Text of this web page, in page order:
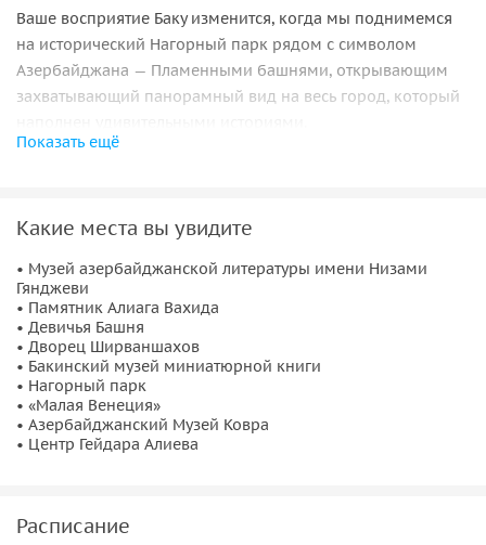
Ваше восприятие Баку изменится, когда мы поднимемся
на исторический Нагорный парк рядом с символом
Азербайджана — Пламенными башнями, открывающим
захватывающий панорамный вид на весь город, который
достопримечательностей, включая Deniz Mall,
Национальный Музей коврови многое другое.
Удивительное приключение завершится
Центра Гейдара Алиева,
который великолепно сочетает в себе современность и
культурное наследие. Забронируйте свое уникальное
приключение уже сегодня, чтобы погрузиться в лучшие
аспекты, которые предлагает Баку!
Показать ещё
Какие места вы увидите
• Музей азербайджанской литературы имени Низами
Гянджеви
• Памятник Алиага Вахида
• Девичья Башня
• Дворец Ширваншахов
• Бакинский музей миниатюрной книги
• Нагорный парк
• «Малая Венеция»
• Азербайджанский Музей Ковра
• Центр Гейдара Алиева
Расписание